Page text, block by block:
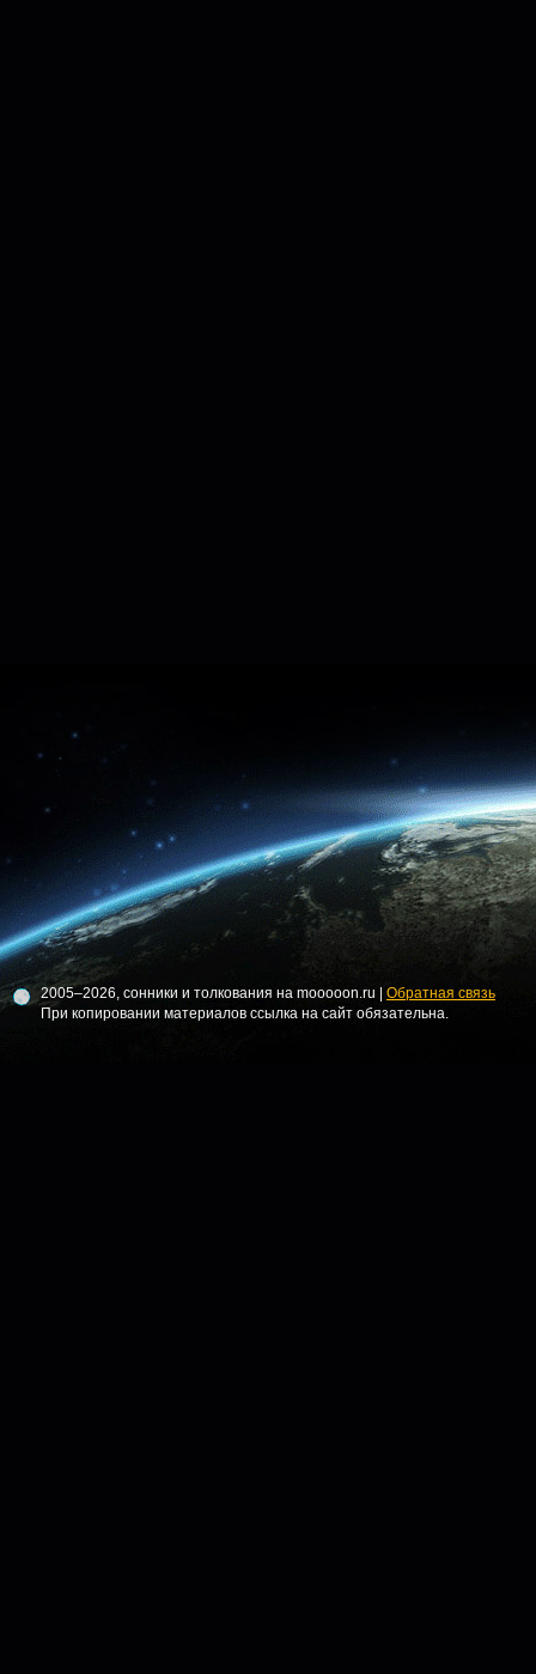
2005–2026, сонники и толкования на mooooon.ru | Обратная связь
При копировании материалов ссылка на сайт обязательна.